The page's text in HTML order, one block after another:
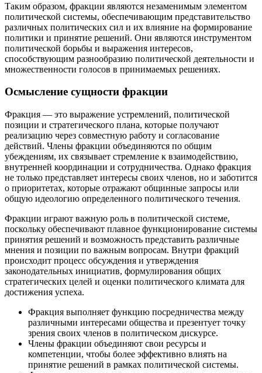
Таким образом, фракции являются незаменимым элементом
политической системы, обеспечивающим представительство
различных политических сил и их влияние на формирование
политики и принятие решений. Они являются инструментом
политической борьбы и выражения интересов,
способствующим разнообразию политической деятельности и
множественности голосов в принимаемых решениях.
Осмысление сущности фракции
Фракция — это выражение устремлений, политической
позиции и стратегического плана, которые получают
реализацию через совместную работу и согласование
действий. Члены фракции объединяются по общим
убеждениям, их связывает стремление к взаимодействию,
внутренней координации и сотрудничества. Однако фракция
не только представляет интересы своих членов, но и заботится
о приоритетах, которые отражают общинные запросы или
общую идеологию определенного политического течения.
Фракции играют важную роль в политической системе,
поскольку обеспечивают плавное функционирование системы
принятия решений и возможность представить различные
мнения и позиции по важным вопросам. Внутри фракций
происходит процесс обсуждения и утверждения
законодательных инициатив, формулирования общих
стратегических целей и оценки политического климата для
достижения успеха.
Фракция выполняет функцию посредничества между
различными интересами общества и презентует точку
зрения своих членов в политическом дискурсе.
Члены фракции объединяют свои ресурсы и
компетенции, чтобы более эффективно влиять на
принятие решений в рамках политической системы.